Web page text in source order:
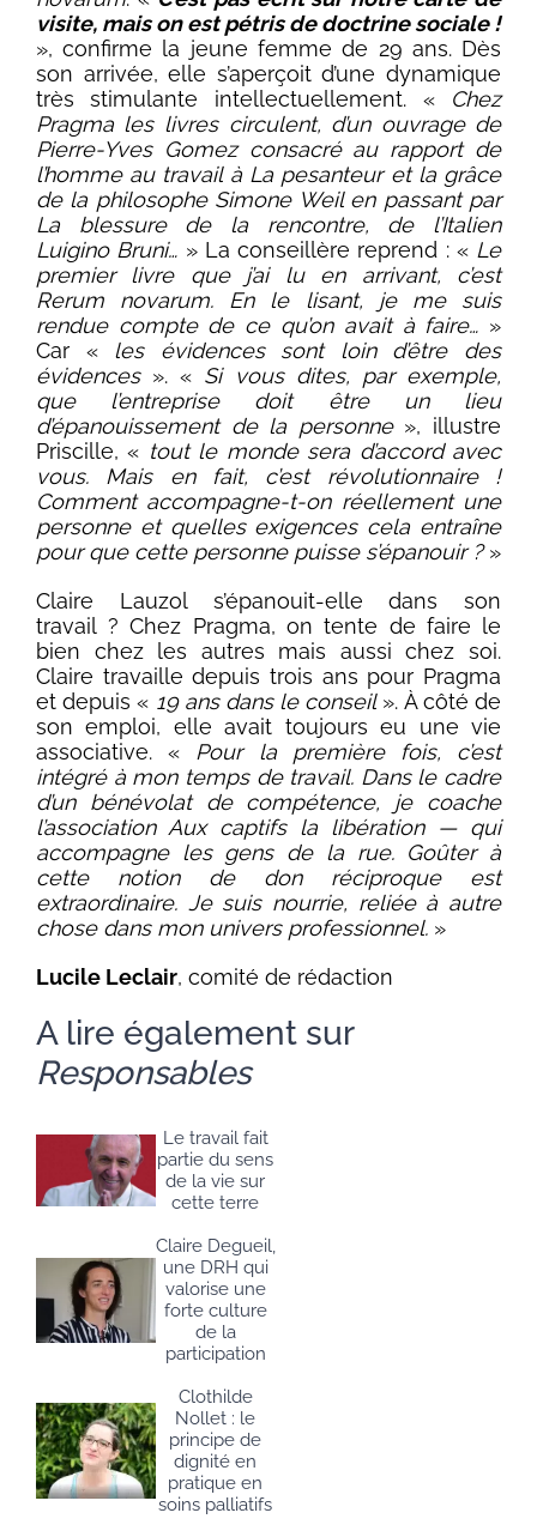
visite, mais on est pétris de doctrine sociale !
», confirme la jeune femme de 29 ans. Dès
son arrivée, elle s’aperçoit d’une dynamique
très stimulante intellectuellement. « Chez
Pragma les livres circulent, d’un ouvrage de
Pierre-Yves Gomez consacré au rapport de
l’homme au travail à La pesanteur et la grâce
de la philosophe Simone Weil en passant par
La blessure de la rencontre, de l’Italien
Luigino Bruni… » La conseillère reprend : « Le
premier livre que j’ai lu en arrivant, c’est
Rerum novarum. En le lisant, je me suis
rendue compte de ce qu’on avait à faire… »
Car « les évidences sont loin d’être des
évidences». « Si vous dites, par exemple,
que l’entreprise doit être un lieu
d’épanouissement de la personne», illustre
Priscille, « tout le monde sera d’accord avec
vous. Mais en fait, c’est révolutionnaire !
Comment accompagne-t-on réellement une
personne et quelles exigences cela entraîne
pour que cette personne puisse s’épanouir ?»
Claire Lauzol s’épanouit-elle dans son
travail ? Chez Pragma, on tente de faire le
bien chez les autres mais aussi chez soi.
Claire travaille depuis trois ans pour Pragma
et depuis « 19 ans dans le conseil». À côté de
son emploi, elle avait toujours eu une vie
associative. « Pour la première fois, c’est
intégré à mon temps de travail. Dans le cadre
d’un bénévolat de compétence, je coache
l’association Aux captifs la libération — qui
accompagne les gens de la rue. Goûter à
cette notion de don réciproque est
extraordinaire. Je suis nourrie, reliée à autre
chose dans mon univers professionnel.»
Lucile Leclair, comité de rédaction
A lire également sur
Responsables
Le travail fait
partie du sens
de la vie sur
cette terre
Claire Degueil,
une DRH qui
valorise une
forte culture
de la
participation
Clothilde
Nollet : le
principe de
dignité en
pratique en
soins palliatifs